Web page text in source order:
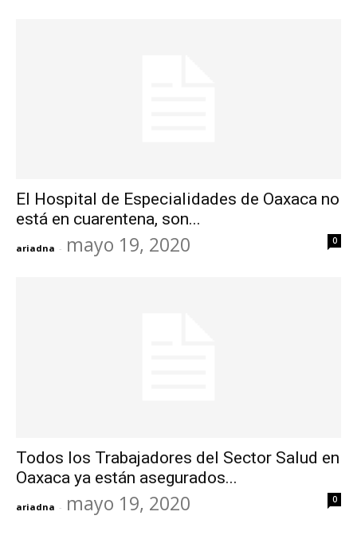
El Hospital de Especialidades de Oaxaca no
está en cuarentena, son...
ariadna - mayo 19, 2020 0
Todos los Trabajadores del Sector Salud en
Oaxaca ya están asegurados...
ariadna - mayo 19, 2020 0